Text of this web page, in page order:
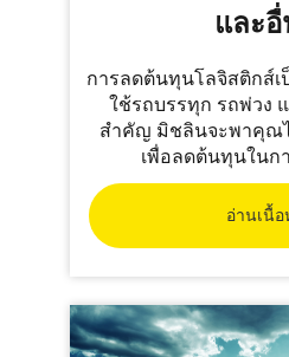
และ
การลดต้นทุนโลจิสติกส์
ใช้รถบรรทุก รถพ่วง
สำคัญ มิชลินจะพาคุณ
เพื่อลดต้นทุนในก
อ่านเนื้อ